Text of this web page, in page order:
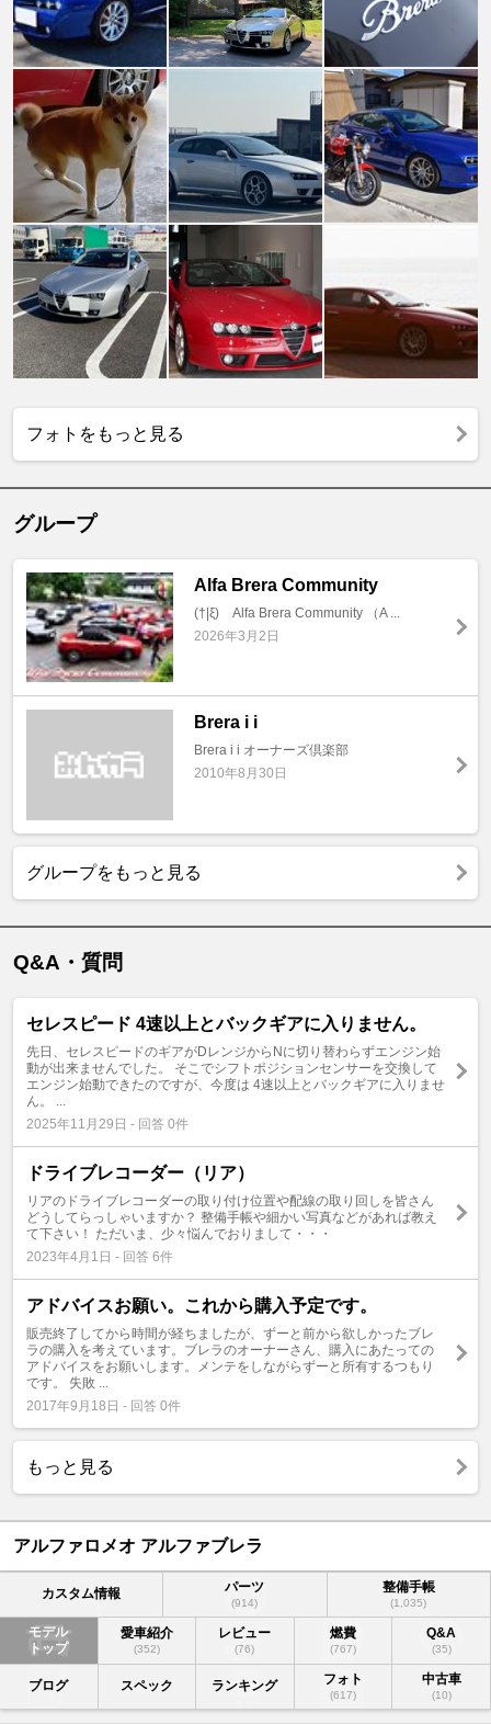
フォトをもっと見る
グループ
Alfa Brera Community
(†|ξ) Alfa Brera Community （A ...
2026年3月2日
Brera i i
Brera i i オーナーズ倶楽部
2010年8月30日
グループをもっと見る
Q&A・質問
セレスピード 4速以上とバックギアに入りません。
先日、セレスピードのギアがDレンジからNに切り替わらずエンジン始
動が出来ませんでした。 そこでシフトポジションセンサーを交換して
エンジン始動できたのですが、今度は 4速以上とバックギアに入りませ
ん。 ...
2025年11月29日 - 回答 0件
ドライブレコーダー（リア）
リアのドライブレコーダーの取り付け位置や配線の取り回しを皆さん
どうしてらっしゃいますか？ 整備手帳や細かい写真などがあれば教え
て下さい！ ただいま、少々悩んでおりまして・・・
2023年4月1日 - 回答 6件
アドバイスお願い。これから購入予定です。
販売終了してから時間が経ちましたが、ずーと前から欲しかったブレ
ラの購入を考えています。ブレラのオーナーさん、購入にあたっての
アドバイスをお願いします。メンテをしながらずーと所有するつもり
です。 失敗 ...
2017年9月18日 - 回答 0件
もっと見る
アルファロメオ アルファブレラ
カスタム情報 パーツ
(914)
整備手帳
(1,035)
モデル
トップ
愛車紹介
(352)
レビュー
(76)
燃費
(767)
Q&A
(35)
ブログ スペック ランキング フォト
(617)
中古車
(10)